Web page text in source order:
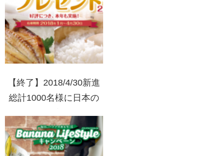
【終了】2018/4/30新進
総計1000名様に日本の
2018